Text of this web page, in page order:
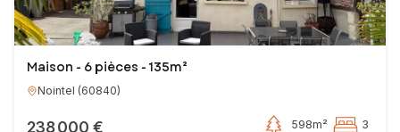
Maison - 6 pièces - 135m²
Nointel (60840)
238 000 € 598m² 3